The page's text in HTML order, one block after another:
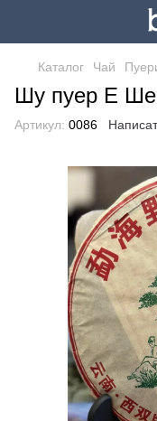
Каталог Чай
Шу пуер Е
Артикул: 0086